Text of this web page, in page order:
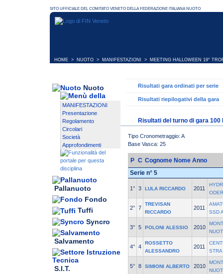
HOME > NUOTO > MANIFESTAZIONI > MEETING HALLOWEEN 19°
Nuoto
MANIFESTAZIONI
Presentazione
Regolamento
Circolari
Società
Approfondimenti
Pallanuoto
Fondo
Tuffi
Syncro
Salvamento
S.I.T.
Risultati gara ordinati per serie
Risultati riepilogativi della gara
Risultati del turno di gara 100
Tipo Cronometraggio: A
Base Vasca: 25
P C Cognome Nome Anno
Serie n° 5
1° 3 LULA RICCARDO 2011
2° 7
TREVISAN
RICCARDO
2011
SSD
3° 5 POLONI ALESSIO 2010
4° 4
ROSSETTO
ALESSANDRO
2011
STRA
5° 8 SIMIONI ALBERTO 2010